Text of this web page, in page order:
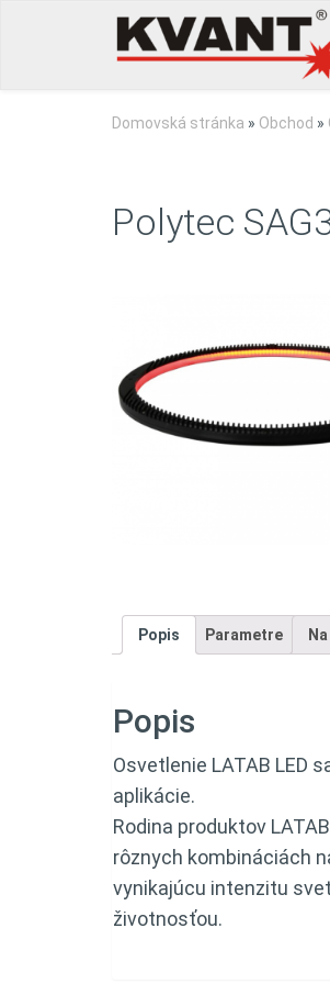
Domovská stránka » Obchod »
Polytec
Popis Parametre
Popis
Osvetlenie LATAB LED
aplikácie.
Rodina produktov
rôznych kombináciách
vynikajúcu intenzitu
životnosťou.